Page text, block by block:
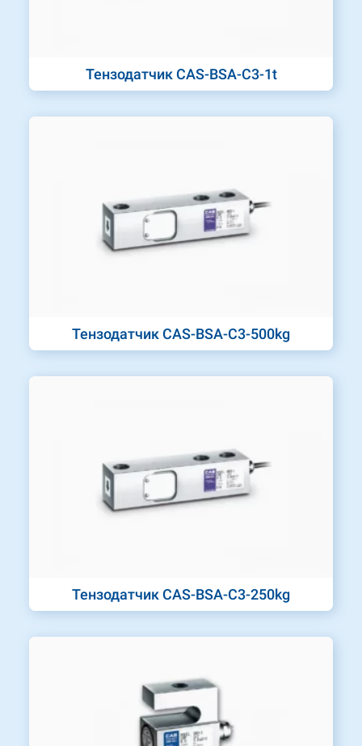
Тензодатчик CAS-BSA-C3-1t
Тензодатчик CAS-BSA-C3-500kg
Тензодатчик CAS-BSA-C3-250kg